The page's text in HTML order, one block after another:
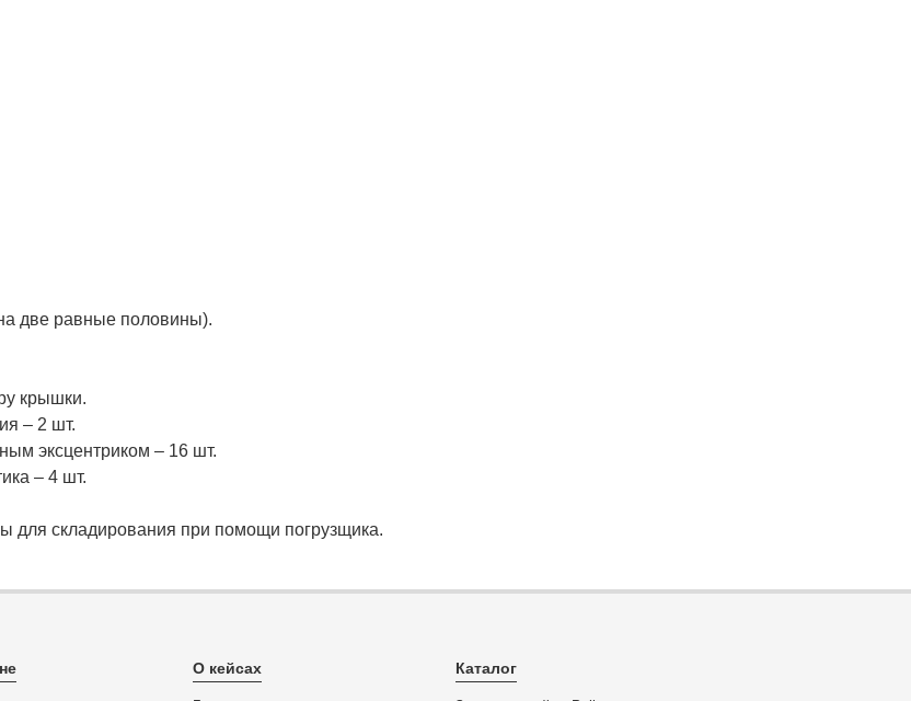
две равные половины).
крышки.
– 2 шт.
эксцентриком – 16 шт.
– 4 шт.
для складирования при помощи погрузщика.
О кейсах Каталог